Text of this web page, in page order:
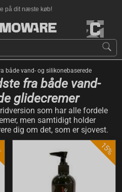
på dit næste køb!
både vand- og silikonebaserede
fra både vand-
glidecremer
som har alle fordele
men samtidigt holder
dig om det, som er sjovest.